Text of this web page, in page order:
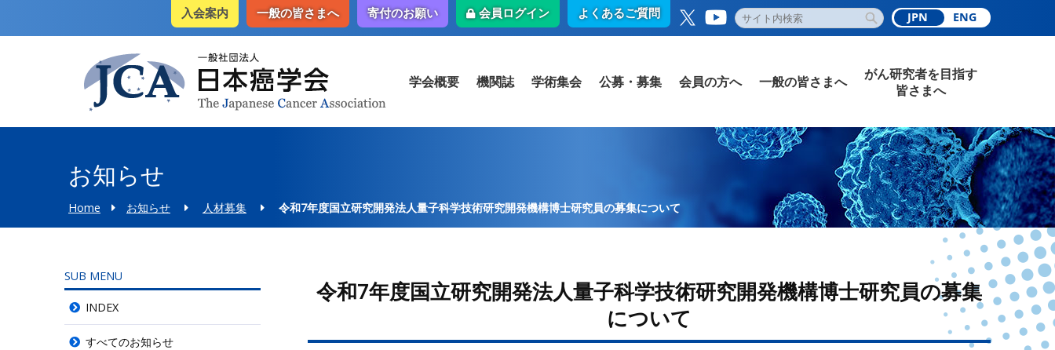
入会案内 一般の皆さまへ 寄付のお願い 会員ログイン よくあるご質問 JPN ENG
学会概要 機関誌 学術集会 公募・募集 会員の方へ 一般の皆さまへ
がん研究者を目指す
皆さまへ
お知らせ
SUB MENU
INDEX
すべてのお知らせ
Home お知らせ 人材募集 令和7年度国立研究開発法人量子科学技術研究開発機構博士研究員の募集について
令和7年度国立研究開発法人量子科学技術研究開発機構博士研究員の募集
について